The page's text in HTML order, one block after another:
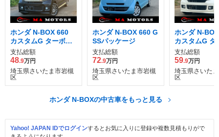
ホンダ N-BOX 660
カスタムG ターボパ
ッケージ
支払総額
48.9万円
埼玉県さいたま市岩槻
区
ホンダ N-BOX 660 G
SSパッケージ
支払総額
72.9万円
埼玉県さいたま市岩槻
区
ホンダ N-
カスタムG タ
パッケージ 2
カラースタイ
支払総額
59.9万円
埼玉県さいた
区
ホンダ N-BOXの中古車をもっと見る
Yahoo! JAPAN IDでログインするとお気に入りに登録や複数見積もりがで